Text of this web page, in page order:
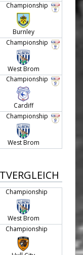
Championship
Burnley
Championship
West Brom
Championship
Cardiff
Championship
West Brom
Championship
West Brom
Championship